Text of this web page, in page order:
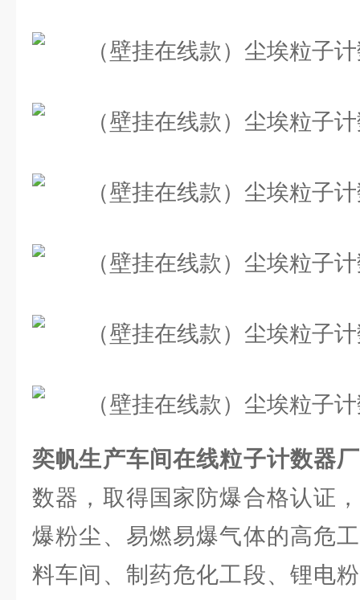
奕帆生产车间在线粒子计数器
数器，取得国家防爆合格认证
爆粉尘、易燃易爆气体的高危
料车间、制药危化工段、锂电